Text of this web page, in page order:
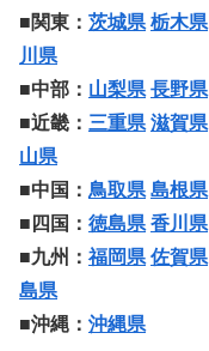
■関東： 茨城県 栃木県
川県
■中部： 山梨県 長野県
■近畿： 三重県 滋賀県
山県
■中国： 鳥取県 島根県
■四国： 徳島県 香川県
■九州： 福岡県 佐賀県
島県
■沖縄： 沖縄県